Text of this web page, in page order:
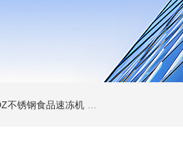
不锈钢食品速冻机